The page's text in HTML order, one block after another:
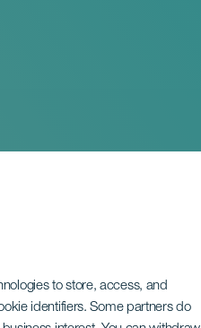
to store, access, and
identifiers. Some partners do